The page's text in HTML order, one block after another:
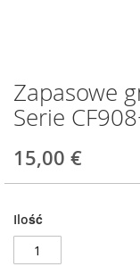
Zapasowe
Serie
15,00 €
Ilość
Przejdź
na
początek